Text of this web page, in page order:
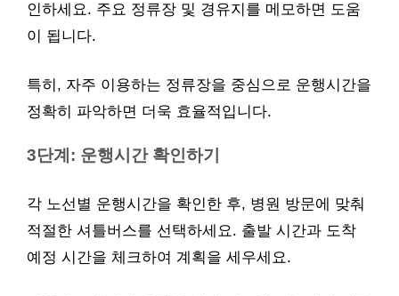
인하세요. 주요 정류장 및 경유지를 메모하면 도움
이 됩니다.
특히, 자주 이용하는 정류장을 중심으로 운행시간을
정확히 파악하면 더욱 효율적입니다.
3단계: 운행시간 확인하기
각 노선별 운행시간을 확인한 후, 병원 방문에 맞춰
적절한 셔틀버스를 선택하세요. 출발 시간과 도착
예정 시간을 체크하여 계획을 세우세요.